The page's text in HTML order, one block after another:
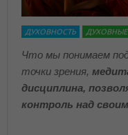
ДУХОВНОСТЬ
Что мы понимаем
точки зрения,
дисциплина,
контроль над